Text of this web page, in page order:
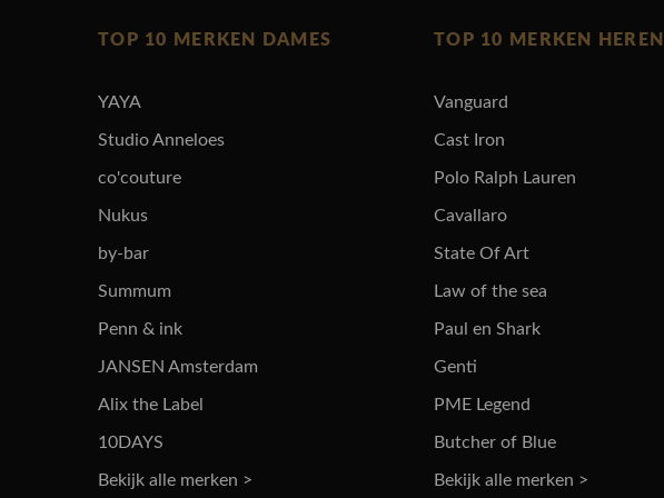
TOP 10 MERKEN DAMES
YAYA
Studio Anneloes
co'couture
Nukus
by-bar
Summum
Penn & ink
JANSEN Amsterdam
Alix the Label
10DAYS
Bekijk alle merken >
TOP 10 MERKEN HEREN
Vanguard
Cast Iron
Polo Ralph Lauren
Cavallaro
State Of Art
Law of the sea
Paul en Shark
Genti
PME Legend
Butcher of Blue
Bekijk alle merken >